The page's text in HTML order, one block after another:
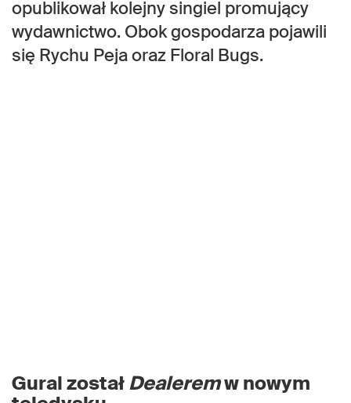
opublikował kolejny singiel promujący
wydawnictwo. Obok gospodarza pojawili
się Rychu Peja oraz Floral Bugs.
Gural zostałDealeremw nowym